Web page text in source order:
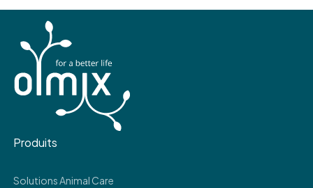
Produits
Solutions Animal Care